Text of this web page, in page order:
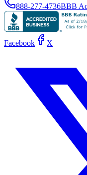
888-277-4736BBB
Facebook X